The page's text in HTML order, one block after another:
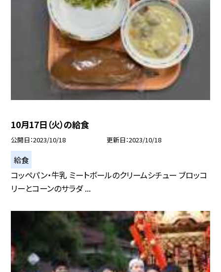
10月17日（火）の給食
公開日 2023/10/18 更新日 2023/10/18
給食
コッペパン・牛乳 ミートボールのクリームシチュー ブロッコ
リーとコーンのサラダ ...